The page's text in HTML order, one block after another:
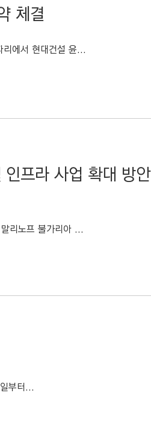
체결
에서 현대건설 윤...
프라 사업 확대 방안
리노프 불가리아 ...
부터...